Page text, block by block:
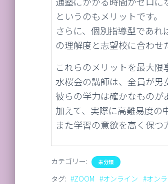
というのもメリットです。
さらに、個別指導型であ
の理解度と志望校に合わせ
これらのメリットを最大限
水桜会の講師は、全員が男
彼らの学力は確かなものが
加えて、実際に高難易度の
また学習の意欲を高く保つ
カテゴリー: 未分類
タグ: #ZOOM #オンライン #オン